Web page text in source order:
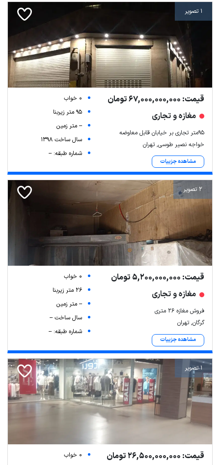
1 تصویر
قیمت: 67,000,000,000 تومان
مغازه و تجاری
۹۵متر تجاری بر خیابان قابل معاوضه
خواجه نصیر طوسی, تهران
مشاهده جزییات
0 خواب
95 متر زیربنا
-- متر زمین
سال ساخت 1398
شماره طبقه: --
2 تصویر
قیمت: 5,200,000,000 تومان
مغازه و تجاری
فروش مغازه 26 متری
گرگان, تهران
مشاهده جزییات
0 خواب
26 متر زیربنا
-- متر زمین
سال ساخت --
شماره طبقه: --
1 تصویر
قیمت: 26,500,000,000 تومان
0 خواب